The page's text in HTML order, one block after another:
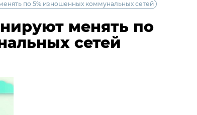
по 5% изношенных коммунальных сетей
менять по
сетей